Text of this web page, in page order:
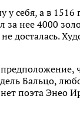
у себя, а в
за нее 4000
досталась.
Бальцо,
поэта Энео